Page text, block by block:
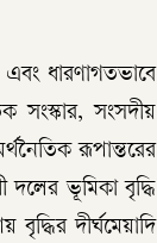
ধারণাগতভাবে
সংস্কার, সংসদীয়
রূপান্তরের
ভূমিকা বৃদ্ধি
দীর্ঘমেয়াদি